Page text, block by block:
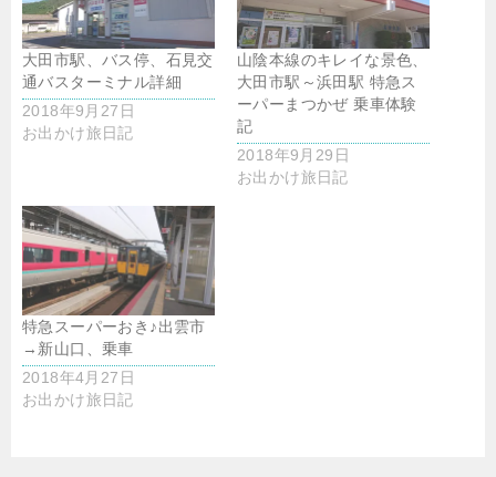
大田市駅、バス停、石見交
通バスターミナル詳細
2018年9月27日
お出かけ旅日記
山陰本線のキレイな景色、
大田市駅～浜田駅 特急ス
ーパーまつかぜ 乗車体験
記
2018年9月29日
お出かけ旅日記
特急スーパーおき♪出雲市
→新山口、乗車
2018年4月27日
お出かけ旅日記